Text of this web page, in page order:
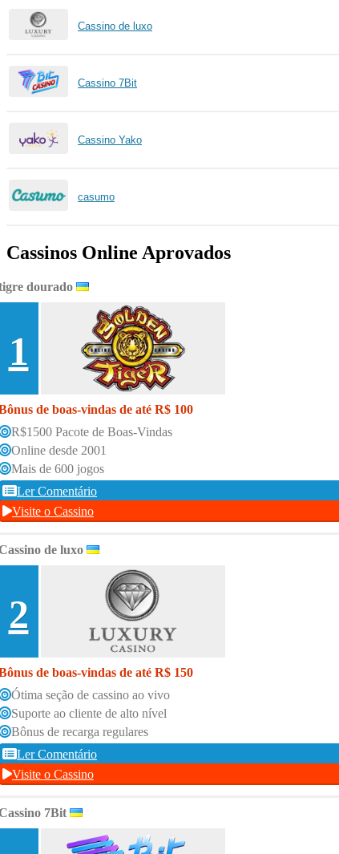
Cassino de luxo
Cassino 7Bit
Cassino Yako
casumo
Cassinos Online Aprovados
dourado
1
de boas-vindas de até R$ 100
R$1500 Pacote de Boas-Vindas
Online desde 2001
Mais de 600 jogos
Ler Comentário
Visite o Cassino
de luxo
2
de boas-vindas de até R$ 150
Ótima seção de cassino ao vivo
Suporte ao cliente de alto nível
Bônus de recarga regulares
Ler Comentário
Visite o Cassino
7Bit